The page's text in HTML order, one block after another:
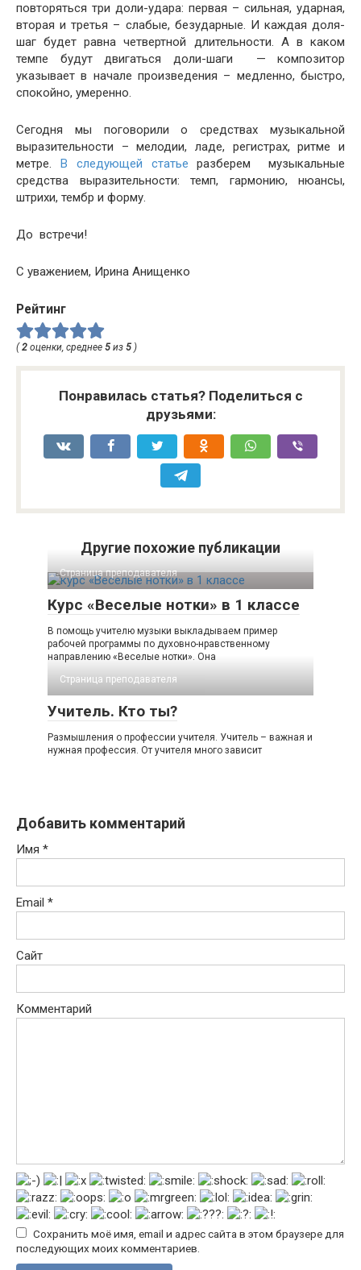
повторяться три доли-удара: первая – сильная, ударная,
вторая и третья – слабые, безударные. И каждая доля-
шаг будет равна четвертной длительности. А в каком
темпе будут двигаться доли-шаги — композитор
указывает в начале произведения – медленно, быстро,
спокойно, умеренно.
Сегодня мы поговорили о средствах музыкальной
выразительности – мелодии, ладе, регистрах, ритме и
метре.
В следующей статье разберем музыкальные
средства выразительности: темп, гармонию, нюансы,
штрихи, тембр и форму.
До встречи!
С уважением, Ирина Анищенко
Рейтинг
( 2 оценки, среднее 5 из 5 )
Понравилась статья? Поделиться с
друзьями:
Другие похожие публикации
Страница преподавателя
Курс «Веселые нотки» в 1 классе
В помощь учителю музыки выкладываем пример
рабочей программы по духовно-нравственному
направлению «Веселые нотки». Она
Страница преподавателя
Учитель. Кто ты?
Размышления о профессии учителя. Учитель – важная и
нужная профессия. От учителя много зависит
Добавить комментарий
Имя *
Email *
Сайт
Комментарий
Сохранить моё имя, email и адрес сайта в этом браузере для
последующих моих комментариев.